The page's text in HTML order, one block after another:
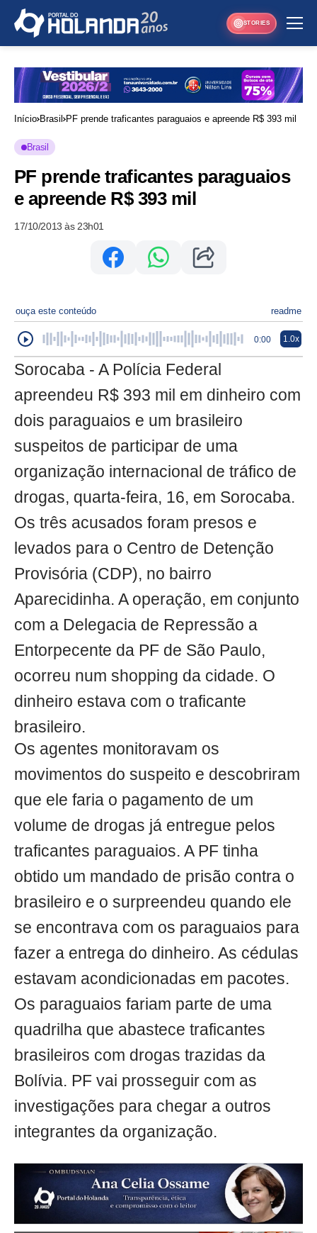
STORIES
Início Brasil PF prende traficantes paraguaios e apreende R$ 393 mil
Brasil
PF prende traficantes paraguaios
e apreende R$ 393 mil
17/10/2013 às 23h01
ouça este conteúdo readme
0:00 1.0x
Sorocaba - A Polícia Federal
apreendeu R$ 393 mil em dinheiro com
dois paraguaios e um brasileiro
suspeitos de participar de uma
organização internacional de tráfico de
drogas, quarta-feira, 16, em Sorocaba.
Os três acusados foram presos e
levados para o Centro de Detenção
Provisória (CDP), no bairro
Aparecidinha. A operação, em conjunto
com a Delegacia de Repressão a
Entorpecente da PF de São Paulo,
ocorreu num shopping da cidade. O
dinheiro estava com o traficante
brasileiro.
Os agentes monitoravam os
movimentos do suspeito e descobriram
que ele faria o pagamento de um
volume de drogas já entregue pelos
traficantes paraguaios. A PF tinha
obtido um mandado de prisão contra o
brasileiro e o surpreendeu quando ele
se encontrava com os paraguaios para
fazer a entrega do dinheiro. As cédulas
estavam acondicionadas em pacotes.
Os paraguaios fariam parte de uma
quadrilha que abastece traficantes
brasileiros com drogas trazidas da
Bolívia. PF vai prosseguir com as
investigações para chegar a outros
integrantes da organização.